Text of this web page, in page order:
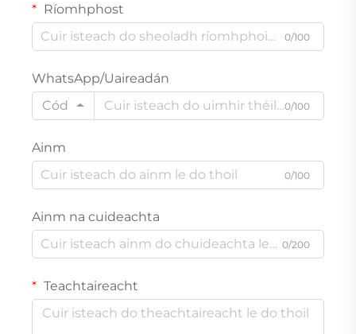
Ríomhphost
0/100
WhatsApp/Uaireadán
Cód
0/100
Ainm
0/100
Ainm na cuideachta
0/200
Teachtaireacht